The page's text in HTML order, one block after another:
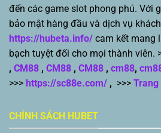
đến các game slot phong phú. Với
bảo mật hàng đầu và dịch vụ
https://hubeta.info/ cam kết mang
bạch tuyệt đối cho mọi thành viên.
, CM88 , CM88 , CM88 , cm88,
>>> https://sc88e.com/ , >>> Trang
CHÍNH SÁCH HUBET